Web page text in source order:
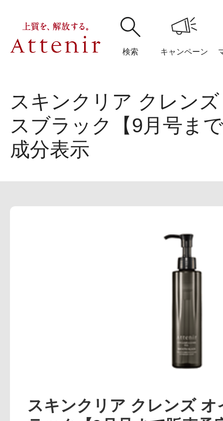
検索 キャンペーン
購入履歴 閲覧履
アテニアの「
お友達紹介サ
スキンクリア クレン
スブラック【9月号ま
成分表示
スキンクリア クレンズ